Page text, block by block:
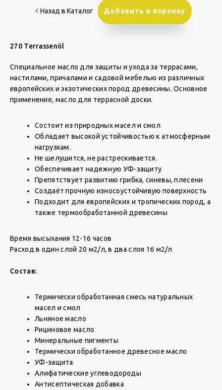
Назад в Каталог Добавить в корзину
270 Terrassenöl
Специальное масло для защиты и ухода за террасами,
настилами, причалами и садовой мебелью из различных
европейских и экзотических пород древесины. Основное
применение, масло для террасной доски.
Состоит из природных масел и смол
Обладает высокой устойчивостью к атмосферным
нагрузкам.
Не шелушится, не растрескивается.
Обеспечивает надежную УФ-защиту
Препятствует развитию грибка, синевы, плесени
Создаёт прочную износоустойчивую поверхность
Подходит для европейских и тропических пород, а
также термообработанной древесины
Время высыхания 12-16 часов
Расход в один слой 20 м2/л, в два слоя 16 м2/л
Состав:
Термически обработанная смесь натуральных
масел и смол
Льняное масло
Рициновое масло
Минеральные пигменты
Термически обработанное древесное масло
УФ-защита
Алифатические углеводороды
Антисептическая добавка